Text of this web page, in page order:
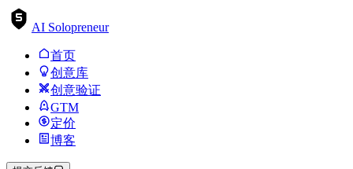
AI Solopreneur
首页
创意库
创意验证
GTM
定价
博客